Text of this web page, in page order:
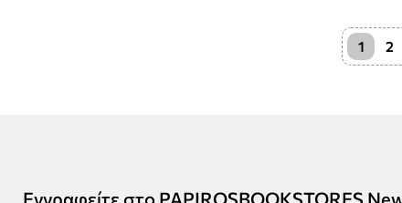
1 2
Εγγραφείτε στο PAPIROSBOOKSTORES